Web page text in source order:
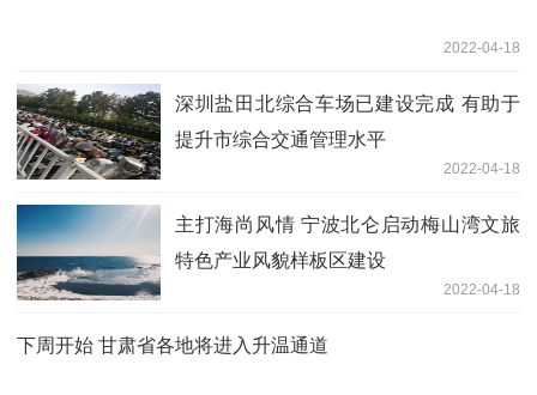
2022-04-18
深圳盐田北综合车场已建设完成 有助于
提升市综合交通管理水平
2022-04-18
主打海尚风情 宁波北仑启动梅山湾文旅
特色产业风貌样板区建设
2022-04-18
下周开始 甘肃省各地将进入升温通道